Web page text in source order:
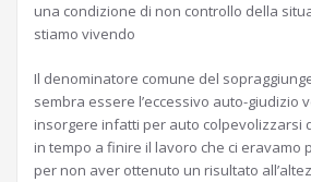
una condizione di non controllo della
stiamo vivendo
Il denominatore comune del
sembra essere l’eccessivo auto-giudizio
insorgere infatti per auto colpevolizzarsi
in tempo a finire il lavoro che ci eravamo
per non aver ottenuto un risultato